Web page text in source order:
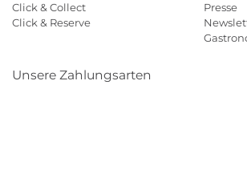
Click & Collect
Click & Reserve
Presse
Unsere Zahlungsarten